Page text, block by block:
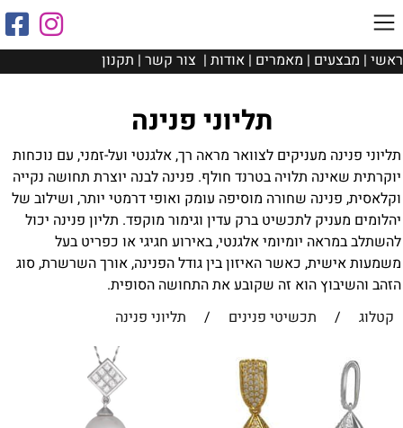
ראשי | מבצעים | מאמרים | אודות | צור קשר | תקנון
תליוני פנינה
תליוני פנינה מעניקים לצוואר מראה רך, אלגנטי ועל-זמני, עם נוכחות
יוקרתית שאינה תלויה בטרנד חולף. פנינה לבנה יוצרת תחושה נקייה
וקלאסית, פנינה שחורה מוסיפה עומק ואופי דרמטי יותר, ושילוב של
יהלומים מעניק לתכשיט ברק עדין וגימור מוקפד. תליון פנינה יכול
להשתלב במראה יומיומי אלגנטי, באירוע חגיגי או כפריט בעל
משמעות אישית, כאשר האיזון בין גודל הפנינה, אורך השרשרת, סוג
הזהב והשיבוץ הוא זה שקובע את התחושה הסופית.
קטלוג
/ תכשיטי פנינים / תליוני פנינה